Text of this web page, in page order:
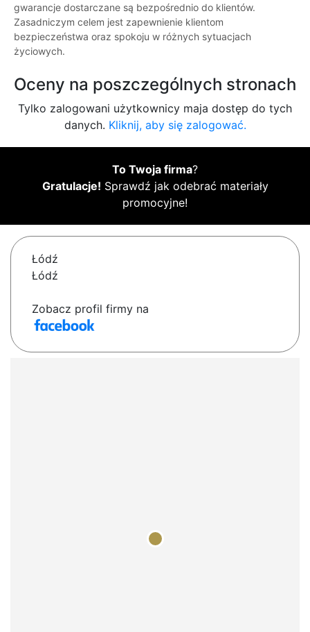
gwarancje dostarczane są bezpośrednio do klientów.
Zasadniczym celem jest zapewnienie klientom
bezpieczeństwa oraz spokoju w różnych sytuacjach
życiowych.
Oceny na poszczególnych stronach
Tylko zalogowani użytkownicy maja dostęp do tych
danych. Kliknij, aby się zalogować.
To Twoja firma?
Gratulacje! Sprawdź jak odebrać materiały
promocyjne!
Łódź
Łódź
Zobacz profil firmy na